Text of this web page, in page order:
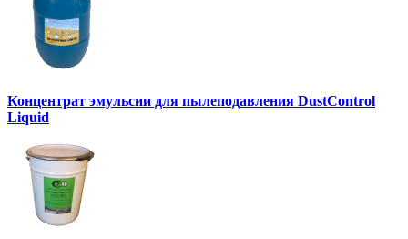
Концентрат эмульсии для пылеподавления DustControl
Liquid